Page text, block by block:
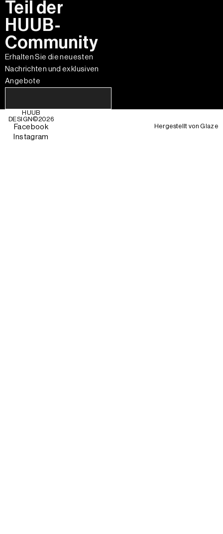
Teil der
HUUB-
Community
Erhalten Sie die neuesten
Nachrichten und exklusiven
Angebote
HUUB
DESIGN©2026
Facebook
Instagram
Hergestellt vonGlaze